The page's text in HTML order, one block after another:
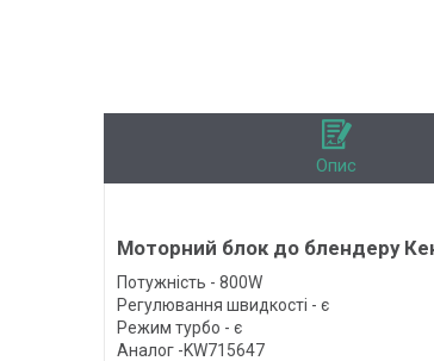
Опис
Моторний блок до блендеру
Потужність - 800W
Регулювання швидкості - є
Режим турбо - є
Аналог -KW715647